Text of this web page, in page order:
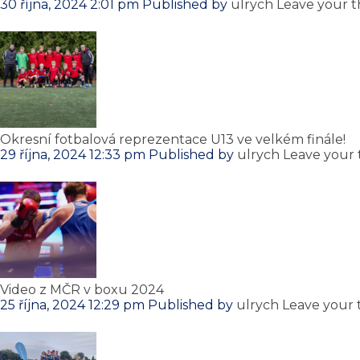
30 října, 2024 2:01 pm Published by ulrych Leave your
Okresní fotbalová reprezentace U13 ve velkém finále!
29 října, 2024 12:33 pm Published by ulrych Leave
Video z MČR v boxu 2024
25 října, 2024 12:29 pm Published by ulrych Leave